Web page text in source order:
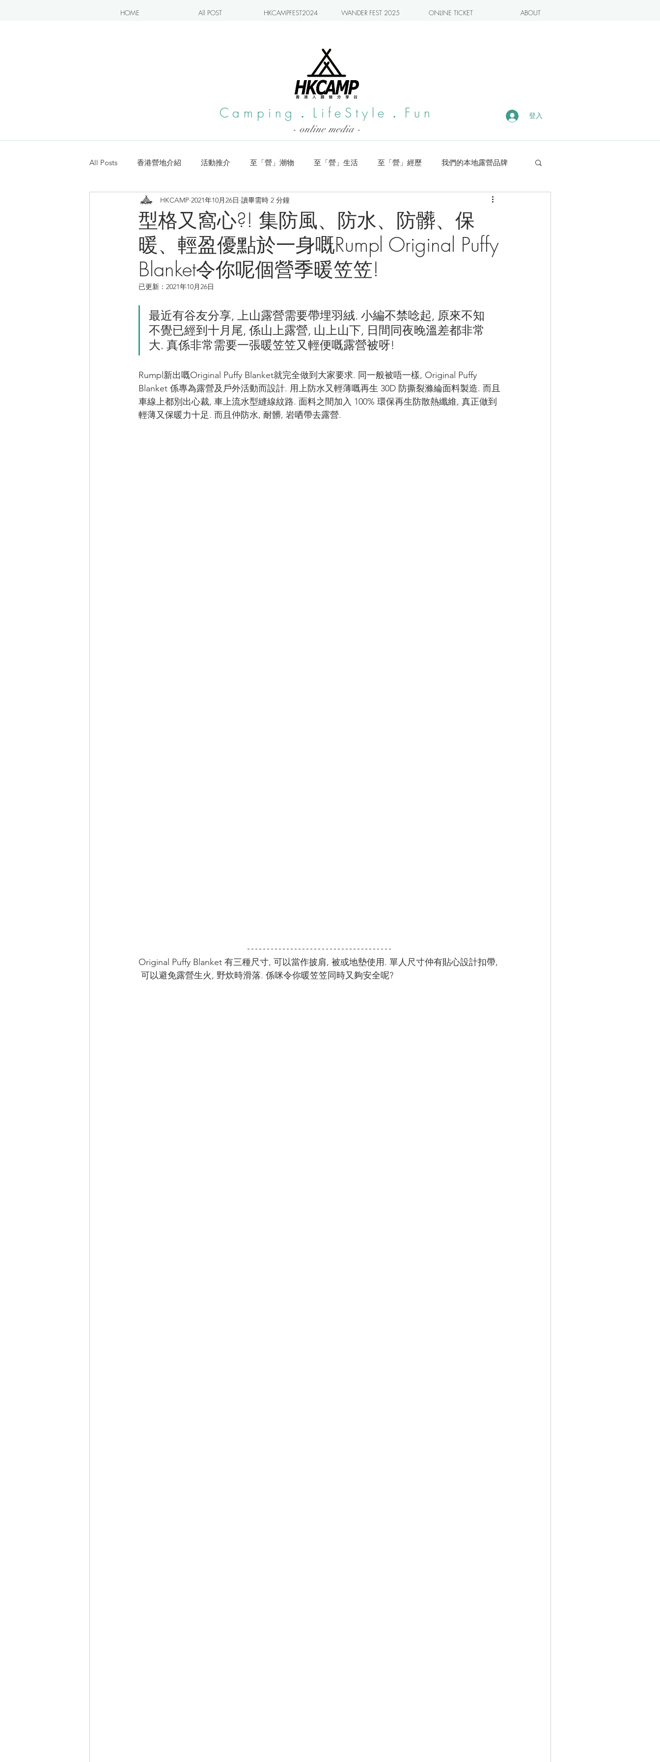
HOME All POST HKCAMPFEST2024 WANDER FEST 2025 ONLINE TICKET ABOUT
Camping．LifeStyle．Fun 登入
- online media -
All Posts 香港營地介紹 活動推介 至「營」潮物 至「營」生活 至「營」經歷 我們的本地露營品牌
露營blogger分享 新手入坑系列 小編實測 露營・遠足熱點
CAMPER音樂電影
型格又窩心?! 集防風、防水、防髒、保
暖、輕盈優點於一身嘅Rumpl Original Puffy
Blanket令你呢個營季暖笠笠!
HKCAMP 2021年10月26日 讀畢需時 2 分鐘
已更新： 2021年10月26日
最近有谷友分享, 上山露營需要帶埋羽絨. 小編不禁唸起, 原來不知
不覺已經到十月尾, 係山上露營, 山上山下, 日間同夜晚溫差都非常
大. 真係非常需要一張暖笠笠又輕便嘅露營被呀!
Rumpl新出嘅Original Puffy Blanket就完全做到大家要求. 同一般被唔一樣, Original Puffy
Blanket 係專為露營及戶外活動而設計. 用上防水又輕薄嘅再生 30D 防撕裂滌綸面料製造. 而且
車線上都別出心裁, 車上流水型縫線紋路. 面料之間加入 100% 環保再生防散熱纖維, 真正做到
輕薄又保暖力十足. 而且仲防水, 耐髒, 岩哂帶去露營.
Original Puffy Blanket 有三種尺寸, 可以當作披肩, 被或地墊使用. 單人尺寸仲有貼心設計扣帶,
可以避免露營生火, 野炊時滑落. 係咪令你暖笠笠同時又夠安全呢?